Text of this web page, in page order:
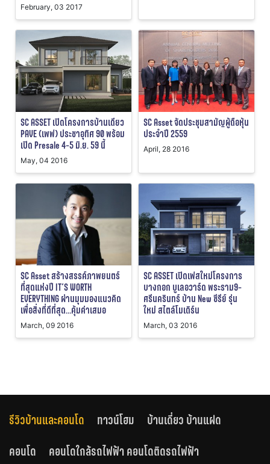
February, 03 2017
SC ASSET เปิดโครงการบ้านเดียว
PAVE (เพฟ) ประชาอุทิศ 90 พร้อม
เปิด Presale 4-5 มิ.ย. 59 นี้
May, 04 2016
SC Asset จัดประชุมสามัญผู้ถือหุ้น
ประจำปี 2559
April, 28 2016
SC Asset สร้างสรรค์ภาพยนตร์
ที่สุดแห่งปี IT’S WORTH
EVERYTHING ผ่านมุมมองแนวคิด
เพื่อสิ่งที่ดีที่สุด…คุ้มค่าเสมอ
March, 09 2016
SC ASSET เปิดเฟสใหม่โครงการ
บางกอก บูเลอวาร์ด พระราม9-
ศรีนครินทร์ บ้าน New ซีรีย์ รุ่น
ใหม่ สไตล์โมเดิร์น
March, 03 2016
รีวิวบ้านและคอนโด ทาวน์โฮม
บ้านเดี่ยว บ้านแฝด
คอนโด
คอนโดใกล้รถไฟฟ้า คอนโดติดรถไฟฟ้า